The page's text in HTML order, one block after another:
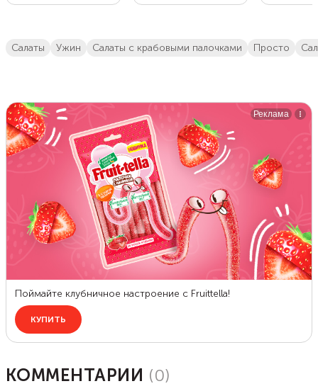
салаты ужин салаты с крабовыми палочками просто
КОММЕНТАРИИ (0)